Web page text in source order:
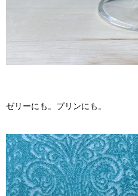
ゼリーにも。プリンにも。